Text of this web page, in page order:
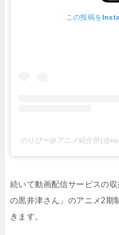
この投稿を
のりぴー@アニメ紹介所
続いて動画配信サービスの
の黒井津さん」のアニメ2期
きます。